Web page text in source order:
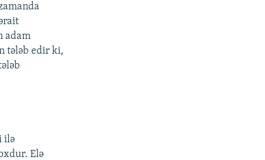
adam
tələb edir ki,
ilə
Elə